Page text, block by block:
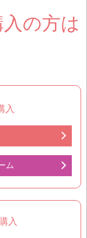
の方は
入
ム
入